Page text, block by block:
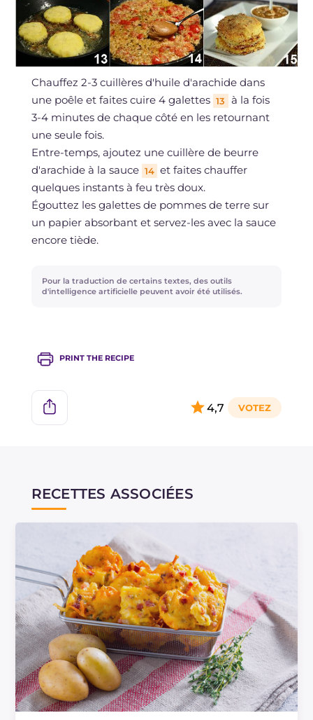
Chauffez 2-3 cuillères d'huile d'arachide dans
une poêle et faites cuire 4 galettes 13
à la fois
3-4 minutes de chaque côté en les retournant
une seule fois.
Entre-temps, ajoutez une cuillère de beurre
d'arachide à la sauce 14 et faites chauffer
quelques instants à feu très doux.
Égouttez les galettes de pommes de terre sur
un papier absorbant et servez-les avec la sauce
encore tiède.
Pour la traduction de certains textes, des outils
d'intelligence artificielle peuvent avoir été utilisés.
PRINT THE RECIPE
4,7
RECETTES ASSOCIÉES